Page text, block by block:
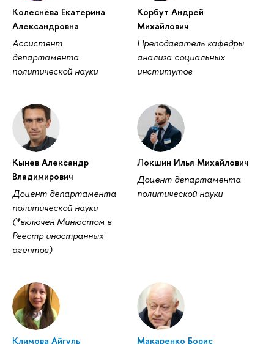
Колеснёва Екатерина
Александровна
Ассистент
департамента
политической науки
Корбут Андрей
Михайлович
Преподаватель кафедры
анализа социальных
институтов
Кынев Александр
Владимирович
Доцент департамента
политической науки
(*включен Минюстом в
Реестр иностранных
агентов)
Локшин Илья Михайлович
Доцент департамента
политической науки
Климова Айгуль Макаренко Борис